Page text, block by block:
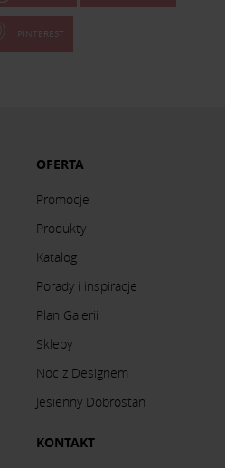
PINTEREST
OFERTA
Promocje
Produkty
Katalog
Porady i inspiracje
Plan Galerii
Sklepy
Noc z Designem
Jesienny Dobrostan
KONTAKT